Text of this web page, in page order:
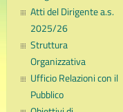
Atti del Dirigente a.s.
2025/26
Struttura
Organizzativa
Ufficio Relazioni con il
Pubblico